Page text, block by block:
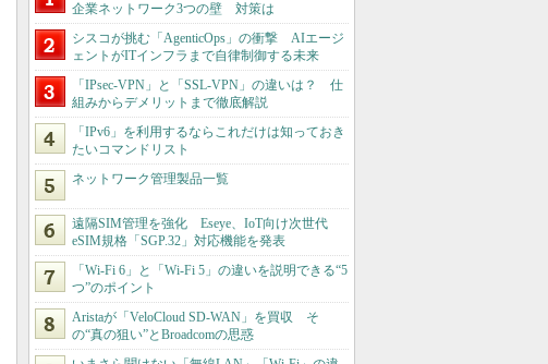
企業ネットワーク3つの壁 対策は
シスコが挑む「AgenticOps」の衝撃 AIエージ
ェントがITインフラまで自律制御する未来
「IPsec-VPN」と「SSL-VPN」の違いは？ 仕
組みからデメリットまで徹底解説
「IPv6」を利用するならこれだけは知っておき
たいコマンドリスト
ネットワーク管理製品一覧
遠隔SIM管理を強化 Eseye、IoT向け次世代
eSIM規格「SGP.32」対応機能を発表
「Wi-Fi 6」と「Wi-Fi 5」の違いを説明できる“5
つ”のポイント
Aristaが「VeloCloud SD-WAN」を買収 そ
の“真の狙い”とBroadcomの思惑